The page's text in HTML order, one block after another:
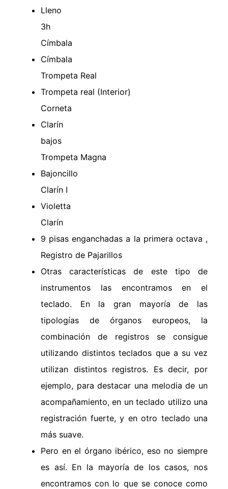
Lleno
3h
Címbala
Címbala
Trompeta Real
Trompeta real (Interior)
Corneta
Clarín
bajos
Trompeta Magna
Bajoncillo
Clarín I
Violetta
Clarín
9 pisas enganchadas a la primera octava ,
Registro de Pajarillos
Otras características de este tipo de
instrumentos las encontramos en el
teclado. En la gran mayoría de las
tipologías de órganos europeos, la
combinación de registros se consigue
utilizando distintos teclados que a su vez
utilizan distintos registros. Es decir, por
ejemplo, para destacar una melodia de un
acompañamiento, en un teclado utilizo una
registración fuerte, y en otro teclado una
más suave.
Pero en el órgano ibérico, eso no siempre
es así. En la mayoría de los casos, nos
encontramos con lo que se conoce como